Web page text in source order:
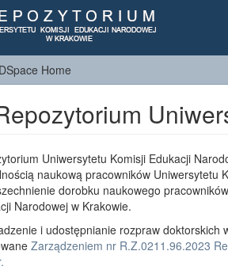
Home
Uniwersytetu Komisji Edukacji
naukową pracowników
dorobku naukowego
Narodowej w Krakowie.
i udostępnianie rozpraw doktorskich
Zarządzeniem nr R.Z.0211.96.2023